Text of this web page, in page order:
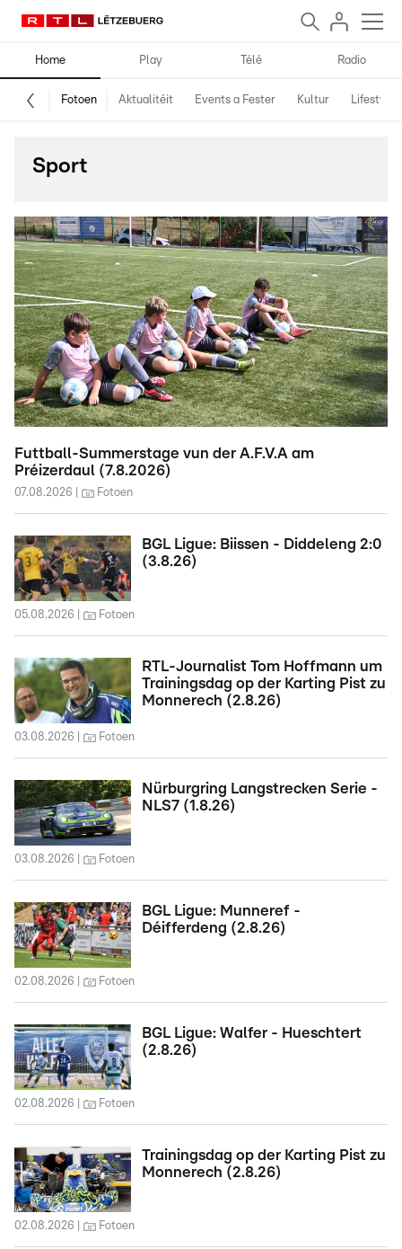
Home Play Télé Radio
Fotoen Aktualitéit Events a Fester Kultur Lifestyle
Sport
Futtball-Summerstage vun der A.F.V.A am
Préizerdaul (7.8.2026)
07.08.2026 Fotoen
BGL Ligue: Biissen - Diddeleng 2:0
(3.8.26)
05.08.2026 Fotoen
RTL-Journalist Tom Hoffmann um
Trainingsdag op der Karting Pist zu
Monnerech (2.8.26)
03.08.2026 Fotoen
Nürburgring Langstrecken Serie -
NLS7 (1.8.26)
03.08.2026 Fotoen
BGL Ligue: Munneref -
Déifferdeng (2.8.26)
02.08.2026 Fotoen
BGL Ligue: Walfer - Hueschtert
(2.8.26)
02.08.2026 Fotoen
Trainingsdag op der Karting Pist zu
Monnerech (2.8.26)
02.08.2026 Fotoen